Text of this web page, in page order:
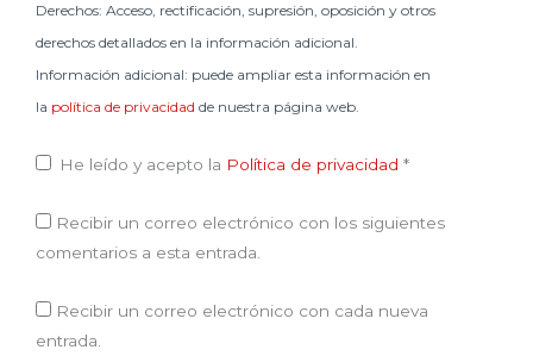
Derechos: Acceso, rectificación, supresión, oposición y otros
derechos detallados en la información adicional.
Información adicional: puede ampliar esta información en
la política de privacidad de nuestra página web.
He leído y acepto la Política de privacidad *
Recibir un correo electrónico con los siguientes
comentarios a esta entrada.
Recibir un correo electrónico con cada nueva
entrada.